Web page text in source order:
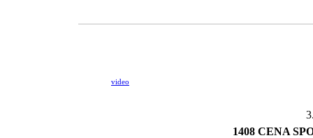
video
1408 CENA